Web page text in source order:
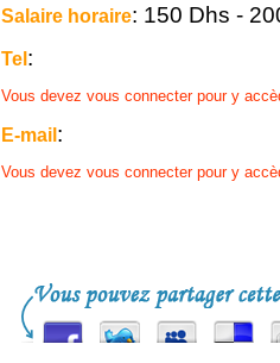
Salaire horaire: 150 Dhs -
Tel:
Vous devez vous connecter pour y
E-mail:
Vous devez vous connecter pour y